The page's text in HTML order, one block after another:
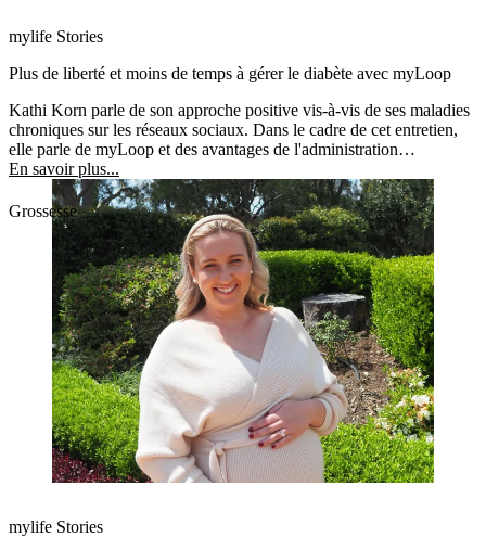
mylife Stories
Plus de liberté et moins de temps à gérer le diabète avec myLoop
Kathi Korn parle de son approche positive vis-à-vis de ses maladies
chroniques sur les réseaux sociaux. Dans le cadre de cet entretien,
elle parle de myLoop et des avantages de l'administration
automatisée de l'insuline.
En savoir plus...
Grossesse
mylife Stories